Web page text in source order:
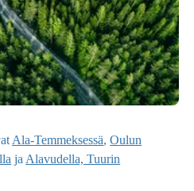
Ala-Temmeksessä,Oulun
ja Alavudella, Tuurin